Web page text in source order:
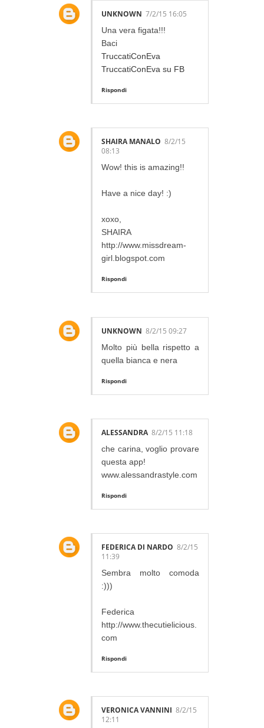
UNKNOWN 7/2/15 16:05
Una vera figata!!!
Baci
TruccatiConEva
TruccatiConEva su FB
Rispondi
SHAIRA MANALO 8/2/15
08:13
Wow! this is amazing!!
Have a nice day! :)
xoxo,
SHAIRA
http://www.missdream-
girl.blogspot.com
Rispondi
UNKNOWN 8/2/15 09:27
Molto più bella rispetto a
quella bianca e nera
Rispondi
ALESSANDRA 8/2/15 11:18
che carina, voglio provare
questa app!
www.alessandrastyle.com
Rispondi
FEDERICA DI NARDO 8/2/15
11:39
Sembra molto comoda
:)))
Federica
http://www.thecutielicious.
com
Rispondi
VERONICA VANNINI 8/2/15
12:11